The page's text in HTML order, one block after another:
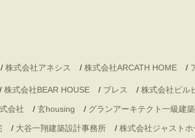
/ 株式会社アネシス / 株式会社ARCATH HOME /
/ 株式会社BEAR HOUSE / ブレス / 株式会社ビル
会社 / 玄housing / グランアーキテクト一級建
/ 大谷一翔建築設計事務所 / 株式会社ジャストホ